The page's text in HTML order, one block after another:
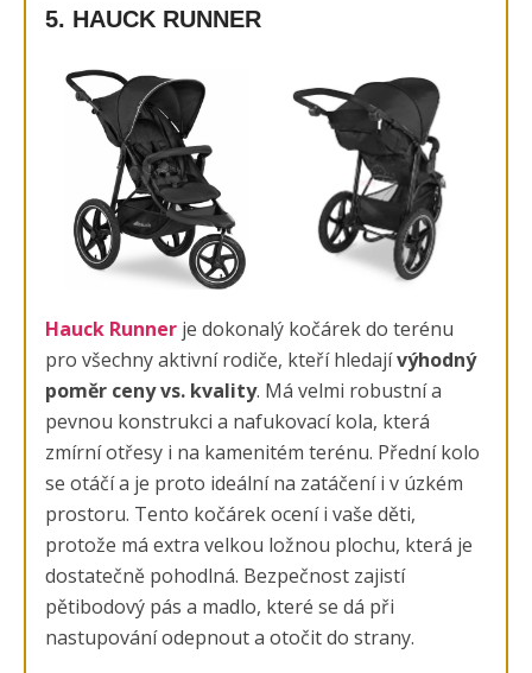
5. HAUCK RUNNER
Hauck Runner je dokonalý kočárek do terénu
pro všechny aktivní rodiče, kteří hledajívýhodný
poměr ceny vs. kvality. Má velmi robustní a
pevnou konstrukci a nafukovací kola, která
zmírní otřesy i na kamenitém terénu. Přední kolo
se otáčí a je proto ideální na zatáčení i v úzkém
prostoru. Tento kočárek ocení i vaše děti,
protože má extra velkou ložnou plochu, která je
dostatečně pohodlná. Bezpečnost zajistí
pětibodový pás a madlo, které se dá při
nastupování odepnout a otočit do strany.